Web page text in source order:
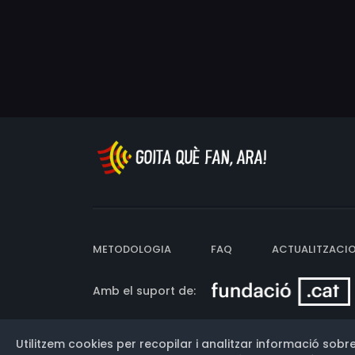
METODOLOGIA FAQ
Amb el suport de:
Utilitzem cookies per recopilar i analitzar informació